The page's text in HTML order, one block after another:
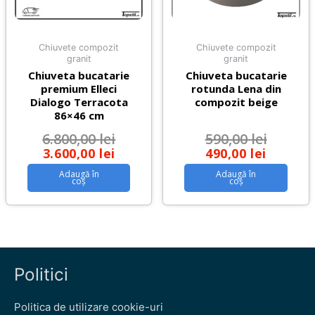
Chiuvete compozit
granit
Chiuveta bucatarie
premium Elleci
Dialogo Terracota
86×46 cm
6.800,00lei
3.600,00 lei
Adaugă în
coș
Chiuvete compozit
granit
Chiuveta bucatarie
rotunda Lena din
compozit beige
590,00lei
490,00 lei
Adaugă în
coș
Politici
Politica de utilizare cookie-uri